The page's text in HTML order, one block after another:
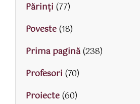
Părinţi (77)
Poveste(18)
Prima pagină(238)
Profesori (70)
Proiecte(60)